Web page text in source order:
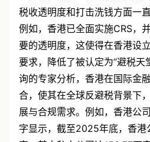
业而言，具有显著的税务优势
税收透明度和打击洗钱方面一
例如，香港已全面实施CRS，
要的透明度，这使得在香港设
要求，降低了被认定为“避税天
询的专家分析，香港在国际金
合，使其在全球反避税背景下
展与合规需求。例如，香港公